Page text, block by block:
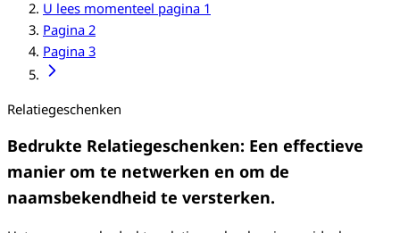
U lees momenteel pagina 1
Pagina 2
Pagina 3
Relatiegeschenken
Bedrukte Relatiegeschenken: Een effectieve
manier om te netwerken en om de
naamsbekendheid te versterken.